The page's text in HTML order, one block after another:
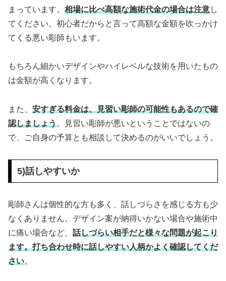
まっています。 相場に比べ高額な施術代金の場合は注意し
てください。初心者だからと言って高額な金額を吹っかけ
てくる悪い彫師もいます。
もちろん細かいデザインやハイレベルな技術を用いたもの
は金額が高くなります。
また、 安すぎる料金は、見習い彫師の可能性もあるので確
認しましょう。見習い彫師が悪いということではないの
で、ご自身の予算とも相談して決めるのがいいでしょう。
5)話しやすいか
彫師さんは個性的な方も多く、話しづらさを感じる方も少
なくありません。デザイン案が納得いかない場合や施術中
に痛い場合など、 話しづらい相手だと様々な問題が起こり
ます。打ち合わせ時に話しやすい人柄かよく確認してくだ
さい。